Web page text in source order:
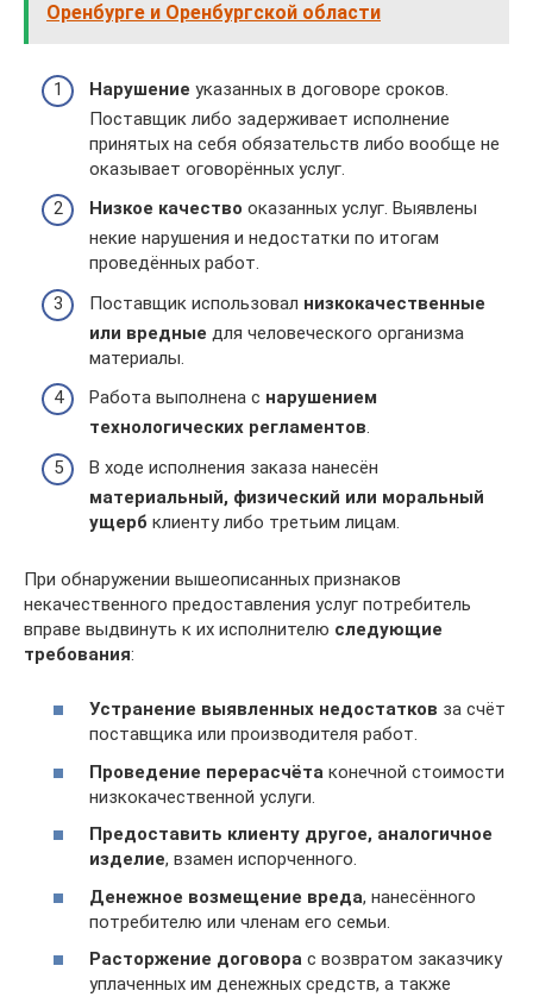
Оренбурге и Оренбургской области
Нарушение указанных в договоре сроков.
Поставщик либо задерживает исполнение
принятых на себя обязательств либо вообще не
оказывает оговорённых услуг.
Низкое качество оказанных услуг. Выявлены
некие нарушения и недостатки по итогам
проведённых работ.
Поставщик использовал низкокачественные
или вредные для человеческого организма
материалы.
Работа выполнена с нарушением
технологических регламентов.
В ходе исполнения заказа нанесён
материальный, физический или моральный
ущерб клиенту либо третьим лицам.
При обнаружении вышеописанных признаков
некачественного предоставления услуг потребитель
вправе выдвинуть к их исполнителю следующие
требования:
Устранение выявленных недостатков за счёт
поставщика или производителя работ.
Проведение перерасчёта конечной стоимости
низкокачественной услуги.
Предоставить клиенту другое, аналогичное
изделие, взамен испорченного.
Денежное возмещение вреда, нанесённого
потребителю или членам его семьи.
Расторжение договора с возвратом заказчику
уплаченных им денежных средств, а также